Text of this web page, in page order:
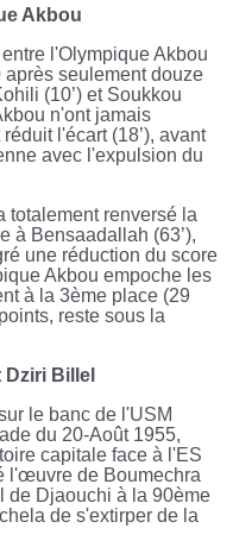
Akbou
l'Olympique Akbou
seulement douze
(10’) et Soukkou
n'ont jamais
l'écart (18’), avant
avec l'expulsion du
totalement renversé la
à Bensaadallah (63’),
une réduction du score
Akbou empoche les
à la 3ème place (29
reste sous la
Dziri Billel
le banc de l'USM
du 20-Août 1955,
capitale face à l'ES
l'œuvre de Boumechra
de Djaouchi à la 90ème
de s'extirper de la